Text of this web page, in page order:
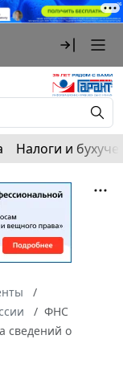
Налоги и
ФНС
сведений о